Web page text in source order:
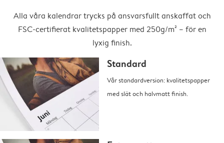
Alla våra kalendrar trycks på ansvarsfullt anskaffat och
FSC-certifierat kvalitetspapper med 250g/m² – för en
lyxig finish.
Standard
Vår standardversion: kvalitetspapper
med slät och halvmatt finish.